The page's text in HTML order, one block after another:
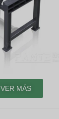
VER MÁS